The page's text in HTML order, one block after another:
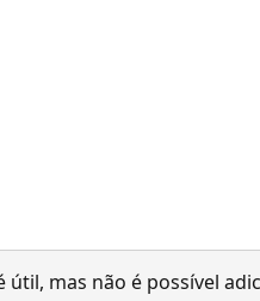
mas não é possível